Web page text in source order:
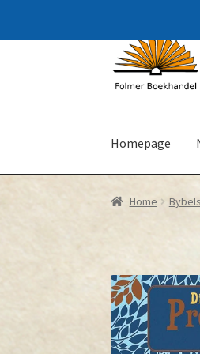
Skip
to
navigation
Skip
to
content
Homepage
Home